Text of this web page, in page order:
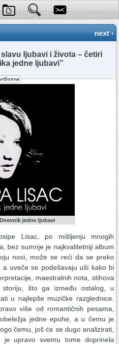
next ›
ljubavi i života – četiri
jedne ljubavi”
jedne ljubavi
Lisac, po mišljenju mnogih
bez sumnje je najkvalitetniji album
nosi, može se reći da se preko
uveče se podešavaju uši kako bi
maestralnih nota, stihova
što ga između ostalog, u
u najlepše muzičke razglednice.
više od romantičnih pesama,
jedne epohe, a u čemu je
čemu, još će se dugo analizirati,
je upravo svemu tome doprinela